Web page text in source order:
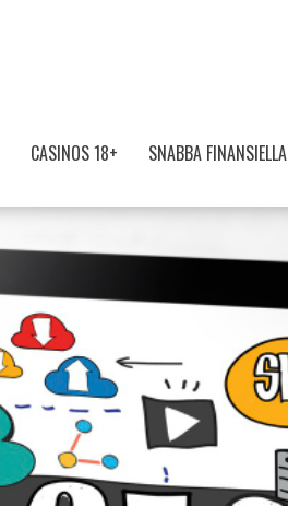
CASINOS 18+ SNABBA FINANSIELLA